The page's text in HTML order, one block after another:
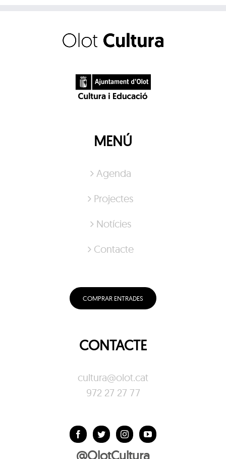
MENÚ
Agenda
Projectes
Notícies
Contacte
COMPRAR ENTRADES
CONTACTE
cultura@olot.cat
972 27 27 77
@OlotCultura